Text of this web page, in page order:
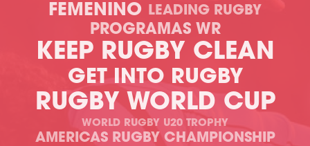
FEMENINO LEADING RUGBY
PROGRAMAS WR
KEEP RUGBY CLEAN
GET INTO RUGBY
RUGBY WORLD CUP
WORLD RUGBY U20 TROPHY
AMERICAS RUGBY CHAMPIONSHIP